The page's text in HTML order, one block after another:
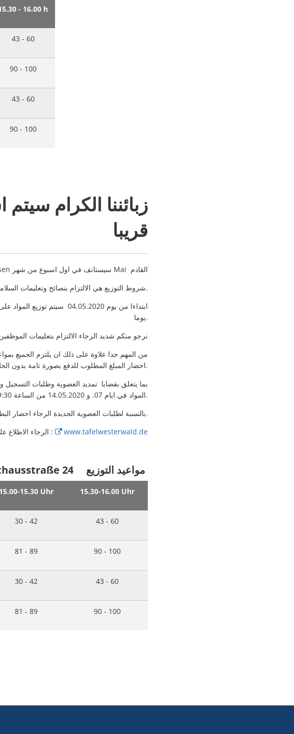
- 16.00 h
43 - 60
90 - 100
43 - 60
90 - 100
زبائننا الكرام سيتم
قريبا
توزيع المواد الغذائية في مدينة Höhr-Grenzhausen سيستانف في اول اسبوع من شهر Mai القادم
شروط التوزيع هي الالتزام بنصائح وتعليمات السلامة الصحية ومسافة الامان.
يوما.
نرجو منكم شديد الرجاء الالتزام بتعليمات
من المهم جدا علاوة على ذلك ان يلتزم الجميع
احضار المبلغ المطلوب للدفع بصورة تامة بدون الحاجة لتبديل النقود.
بما يتعلق بقضايا تمديد العضوية وطلبات
المواد في ايام 07. و 14.05.2020 من الساعة 09:30 والى 11:00 صباحا.
بالنسبة لطلبات العضوية الجديدة الرجاء احضار البطاقة الشخصية بالاضافة الى كشوف الدخل.
الرجاء الاطلاع على اخر التحديثات على صفحتنا الرئيسية :
www.tafelwesterwald.de
24 مواعيد التوزيع
15.00-15.30 Uhr 15.30-16.00 Uhr
30 - 42 43 - 60
81 - 89 90 - 100
30 - 42 43 - 60
81 - 89 90 - 100